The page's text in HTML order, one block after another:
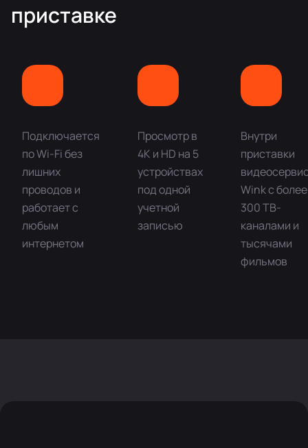
приставке
Подключается
по Wi-Fi без
лишних
проводов и
работает с
любым
интернетом
Просмотр в
4K и HD на 5
устройствах
под одной
учетной
записью
Внутри
приставки
Wink с более
300 ТВ-
каналами и
тысячами
фильмов